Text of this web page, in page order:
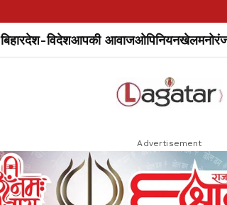
बिहारदेश-विदेशआपकी आवाजओपिनियनखेल
Advertisement